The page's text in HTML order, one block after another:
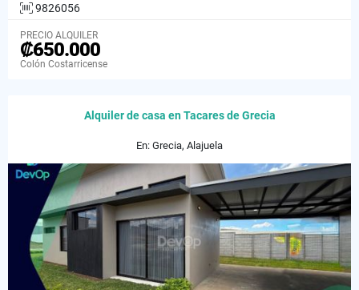
9826056
PRECIO ALQUILER
₡650.000
Colón Costarricense
Alquiler de casa en Tacares de Grecia
En: Grecia, Alajuela